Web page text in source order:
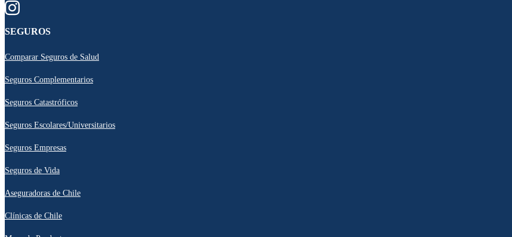
SEGUROS
Comparar Seguros de Salud
Seguros Complementarios
Seguros Catastróficos
Seguros Escolares/Universitarios
Seguros Empresas
Seguros de Vida
Aseguradoras de Chile
Clínicas de Chile